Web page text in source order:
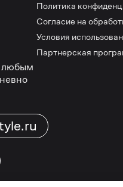
Политика
Согласие на
Условия
Партнерская
любым